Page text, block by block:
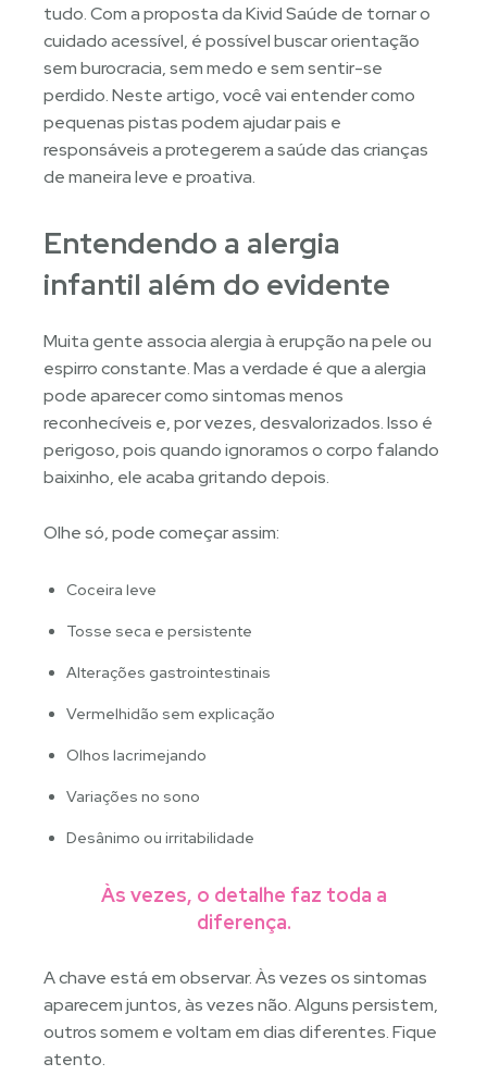
tudo. Com a proposta da Kivid Saúde de tornar o
cuidado acessível, é possível buscar orientação
sem burocracia, sem medo e sem sentir-se
perdido. Neste artigo, você vai entender como
pequenas pistas podem ajudar pais e
responsáveis a protegerem a saúde das crianças
de maneira leve e proativa.
Entendendo a alergia
infantil além do evidente
Muita gente associa alergia à erupção na pele ou
espirro constante. Mas a verdade é que a alergia
pode aparecer como sintomas menos
reconhecíveis e, por vezes, desvalorizados. Isso é
perigoso, pois quando ignoramos o corpo falando
baixinho, ele acaba gritando depois.
Olhe só, pode começar assim:
Coceira leve
Tosse seca e persistente
Alterações gastrointestinais
Vermelhidão sem explicação
Olhos lacrimejando
Variações no sono
Desânimo ou irritabilidade
Às vezes, o detalhe faz toda a
diferença.
A chave está em observar. Às vezes os sintomas
aparecem juntos, às vezes não. Alguns persistem,
outros somem e voltam em dias diferentes. Fique
atento.